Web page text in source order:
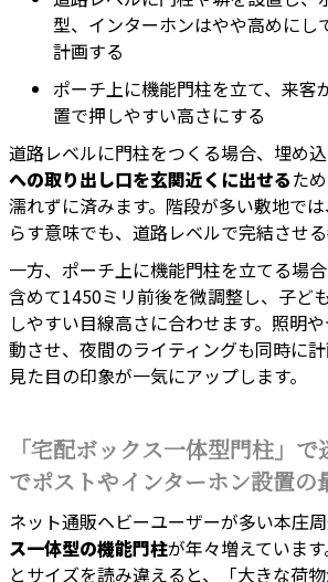
型、インターホンはやや高めにし
計画する
ポーチ上に機能門柱を立て、来客
置で押しやすい高さにする
道路レベルに門柱をつくる場合、埋め
への取り出し口を玄関近くに出せるた
濡れずに済みます。階段が多い敷地で
らす意味でも、道路レベルで完結させる
一方、ポーチ上に機能門柱を立てる場
含めて1450ミリ前後を微調整し、子ど
しやすい目線高さに合わせます。照明
動させ、夜間のライティングも同時に
見た目の印象が一気にアップします。
「宅配ボックス一体型門柱」
でポストやインターホン設置の
ネット通販ヘビーユーザーが多い本庄周
ス一体型の機能門柱が年々増えていま
とサイズを読み違えると、「大きな荷